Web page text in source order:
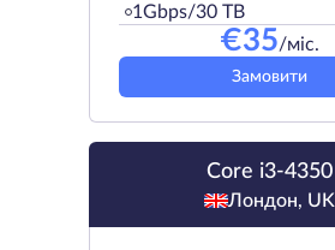
1Gbps/30 TB
€35/міс.
Замовити
Core i3-4350
Лондон, UK